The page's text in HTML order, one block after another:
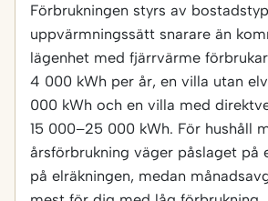
Förbrukningen styrs av
uppvärmningssätt snarare än
lägenhet med fjärrvärme
4 000 kWh per år, en villa utan
000 kWh och en villa med
15 000–25 000 kWh. För hushåll
årsförbrukning väger påslaget på
på elräkningen, medan